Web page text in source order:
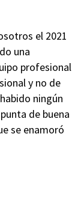
el 2021
una
profesional
y no de
ningún
de buena
se enamoró